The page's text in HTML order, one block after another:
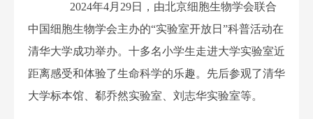
2024年4月29日，由北京细胞生物学会联合
中国细胞生物学会主办的“实验室开放日”科普活动在
清华大学成功举办。十多名小学生走进大学实验室近
距离感受和体验了生命科学的乐趣。先后参观了清华
大学标本馆、郗乔然实验室、刘志华实验室等。